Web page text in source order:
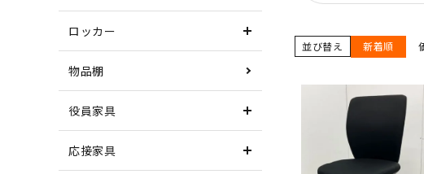
ロッカー
物品棚
役員家具
応接家具
並び替え 新着順